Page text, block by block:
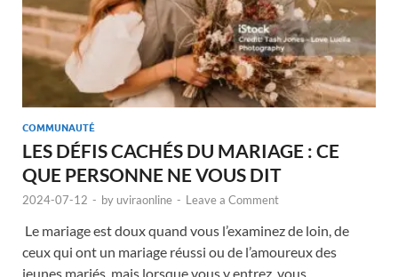
COMMUNAUTÉ
LES DÉFIS CACHÉS DU MARIAGE : CE
QUE PERSONNE NE VOUS DIT
2024-07-12 - byuviraonline - Leave a Comment
Le mariage est doux quand vous l’examinez de loin, de
ceux qui ont un mariage réussi ou de l’amoureux des
jeunes mariés, mais lorsque vous y entrez, vous